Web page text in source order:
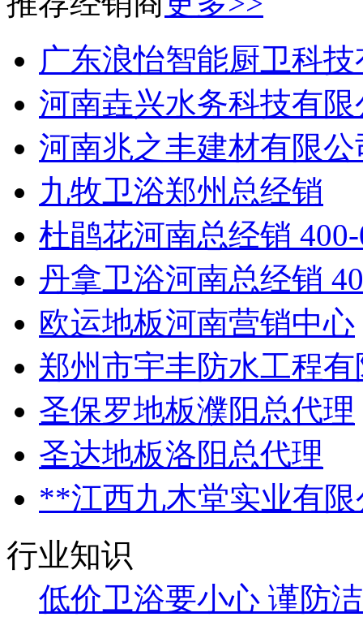
广东浪怡智能厨卫科
河南垚兴水务科技有限
河南兆之丰建材有限公
九牧卫浴郑州总经销
杜鹃花河南总经销
丹拿卫浴河南总经销
欧运地板河南营销中心
郑州市宇丰防水工程
圣保罗地板濮阳总代理
圣达地板洛阳总代理
**江西九木堂实业有限
行业知识
低价卫浴要小心 谨防